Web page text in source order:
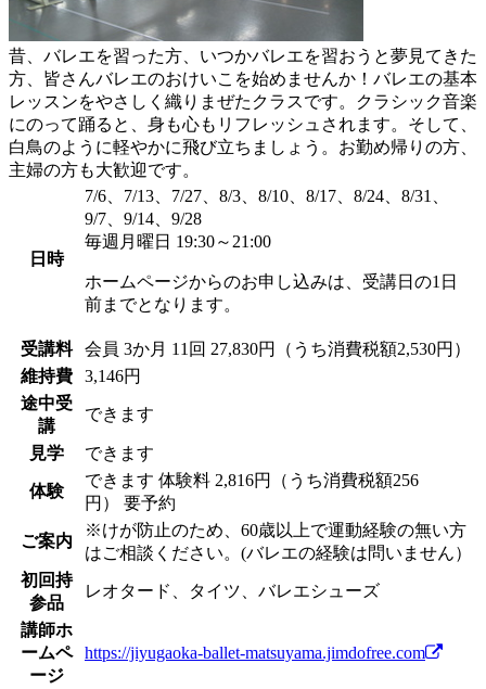
昔、バレエを習った方、いつかバレエを習おうと夢見てきた
方、皆さんバレエのおけいこを始めませんか！バレエの基本
レッスンをやさしく織りまぜたクラスです。クラシック音楽
にのって踊ると、身も心もリフレッシュされます。そして、
白鳥のように軽やかに飛び立ちましょう。お勤め帰りの方、
主婦の方も大歓迎です。
日時
7/6、7/13、7/27、8/3、8/10、8/17、8/24、8/31、
9/7、9/14、9/28
毎週月曜日 19:30～21:00
ホームページからのお申し込みは、受講日の1日
前までとなります。
受講料 会員 3か月 11回 27,830円（うち消費税額2,530円）
維持費
3,146円
途中受
講
できます
見学 できます
体験
できます 体験料 2,816円（うち消費税額256
円） 要予約
ご案内
※けが防止のため、60歳以上で運動経験の無い方
はご相談ください。(バレエの経験は問いません）
初回持
参品
レオタード、タイツ、バレエシューズ
講師ホ
ームペ
ージ
https://jiyugaoka-ballet-matsuyama.jimdofree.com